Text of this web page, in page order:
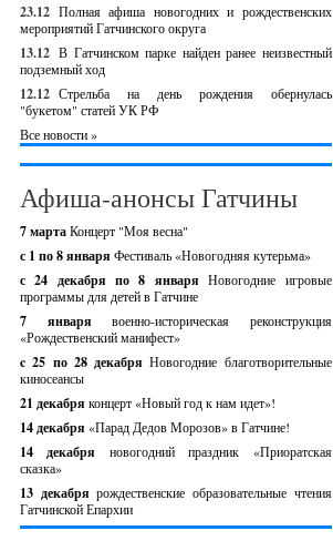
23.12 Полная афиша новогодних и рождественских
мероприятий Гатчинского округа
13.12 В Гатчинском парке найден ранее неизвестный
подземный ход
12.12 Стрельба на день рождения обернулась
"букетом" статей УК РФ
Все новости »
Афиша-анонсы Гатчины
7 мартаКонцерт "Моя весна"
с 1 по 8 января Фестиваль «Новогодняя кутерьма»
с 24 декабря по 8 январяНовогодние игровые
программы для детей в Гатчине
7 январявоенно-историческая реконструкция
«Рождественский манифест»
c 25 по 28 декабряНовогодние благотворительные
киносеансы
21 декабря концерт «Новый год к нам идет»!
14 декабря «Парад Дедов Морозов» в Гатчине!
14 декабря новогодний праздник «Приоратская
сказка»
13 декабрярождественские образовательные чтения
Гатчинской Епархии